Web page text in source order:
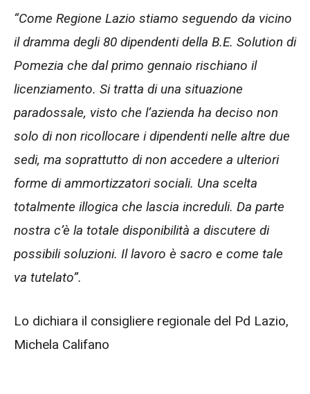
“Come Regione Lazio stiamo seguendo da vicino
il dramma degli 80 dipendenti della B.E. Solution di
Pomezia che dal primo gennaio rischiano il
licenziamento. Si tratta di una situazione
paradossale, visto che l’azienda ha deciso non
solo di non ricollocare i dipendenti nelle altre due
sedi, ma soprattutto di non accedere a ulteriori
forme di ammortizzatori sociali. Una scelta
totalmente illogica che lascia increduli. Da parte
nostra c’è la totale disponibilità a discutere di
possibili soluzioni. Il lavoro è sacro e come tale
va tutelato”.
Lo dichiara il consigliere regionale del Pd Lazio,
Michela Califano